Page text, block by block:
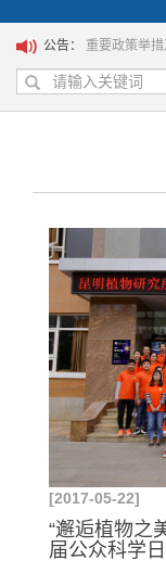
公告： 重要政策举
[2017-05-22]
“邂逅植物之
届公众科学日